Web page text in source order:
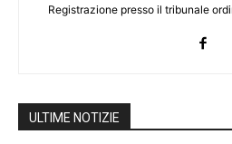
Registrazione presso il tribunale
ULTIME NOTIZIE